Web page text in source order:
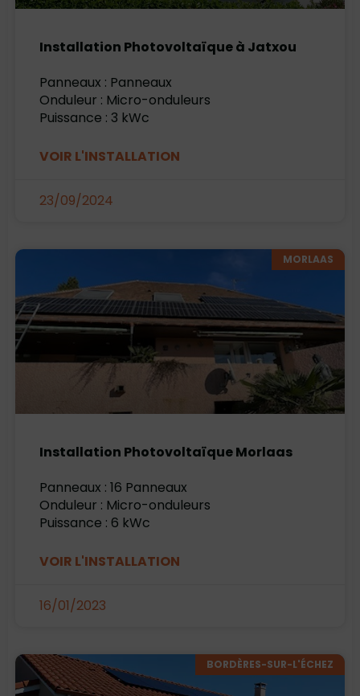
Installation Photovoltaïque à Jatxou
Panneaux : Panneaux
Onduleur : Micro-onduleurs
Puissance : 3 kWc
VOIR L'INSTALLATION
23/09/2024
MORLAAS
Installation Photovoltaïque Morlaas
Panneaux : 16 Panneaux
Onduleur : Micro-onduleurs
Puissance : 6 kWc
VOIR L'INSTALLATION
16/01/2023
BORDÈRES-SUR-L'ÉCHEZ